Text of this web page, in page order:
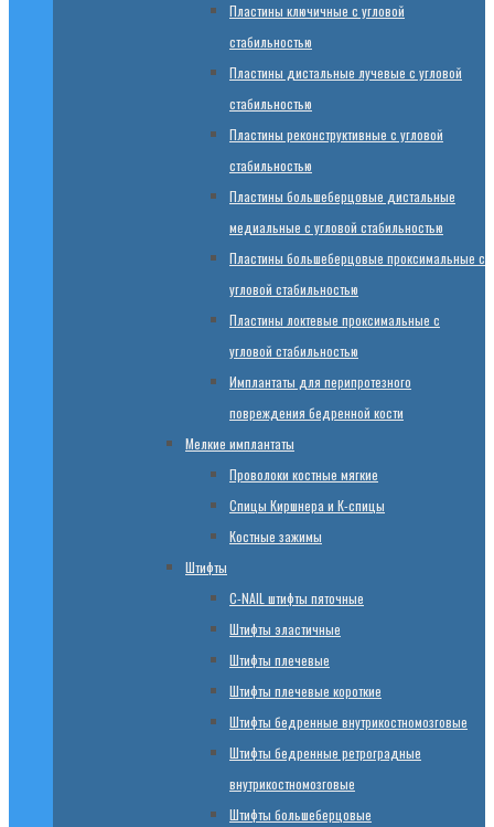
Пластины ключичные с угловой
стабильностью
Пластины дистальные лучевые с угловой
стабильностью
Пластины реконструктивные с угловой
стабильностью
Пластины большеберцовые дистальные
медиальные с угловой стабильностью
Пластины большеберцовые проксимальные с
угловой стабильностью
Пластины локтевые проксимальные с
угловой стабильностью
Имплантаты для перипротезного
повреждения бедренной кости
Мелкие имплантаты
Проволоки костные мягкие
Спицы Киршнера и К-спицы
Костные зажимы
Штифты
C-NAIL штифты пяточные
Штифты эластичные
Штифты плечевые
Штифты плечевые короткие
Штифты бедренные внутрикостномозговые
Штифты бедренные ретроградные
внутрикостномозговые
Штифты большеберцовые